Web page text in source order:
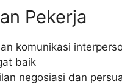
Pekerja
komunikasi
baik
negosiasi dan